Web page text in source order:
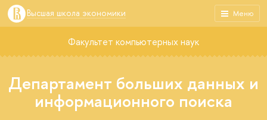
Меню
Высшая школа экономики
Факультет компьютерных наук
Департамент больших данных и
информационного поиска